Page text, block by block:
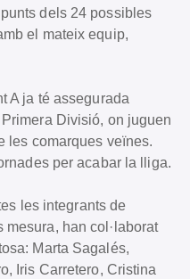
dels 24 possibles
el mateix equip,
A ja té assegurada
Divisió, on juguen
les comarques veïnes.
per acabar la lliga.
les integrants de
mesura, han col·laborat
Marta Sagalés,
Iris Carretero, Cristina